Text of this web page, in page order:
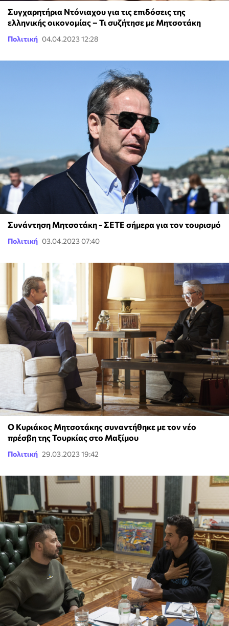
Συγχαρητήρια Ντόνιαχου για τις επιδόσεις της
ελληνικής οικονομίας – Τι συζήτησε με Μητσοτάκη
Πολιτική 04.04.2023 12:28
Συνάντηση Μητσοτάκη - ΣΕΤΕ σήμερα για τον τουρισμό
Πολιτική 03.04.2023 07:40
Ο Κυριάκος Μητσοτάκης συναντήθηκε με τον νέο
πρέσβη της Τουρκίας στο Μαξίμου
Πολιτική 29.03.2023 19:42